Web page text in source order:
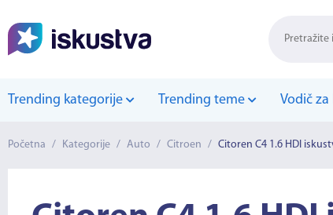
Trending kategorije Trending teme Vodič
Početna / Kategorije / Auto / Citroen / Citoren C4 1.6 HDI